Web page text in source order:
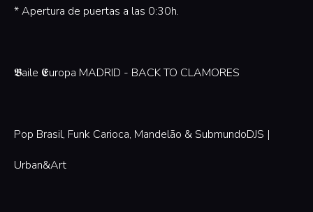
* Apertura de puertas a las 0:30h.
𝕭aile 𝕰uropa MADRID - BACK TO CLAMORES
Pop Brasil, Funk Carioca, Mandelão & SubmundoDJS |
Urban&Art